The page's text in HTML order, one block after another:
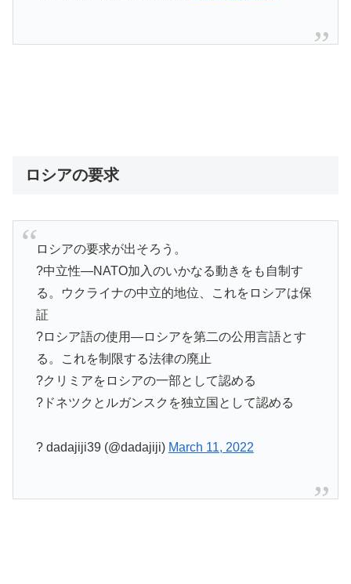
ロシアの要求
ロシアの要求が出そろう。
?中立性—NATO加入のいかなる動きをも自制す
る。ウクライナの中立的地位、これをロシアは保
証
?ロシア語の使用—ロシアを第二の公用言語とす
る。これを制限する法律の廃止
?クリミアをロシアの一部として認める
?ドネツクとルガンスクを独立国として認める
? dadajiji39 (@dadajiji) March 11, 2022